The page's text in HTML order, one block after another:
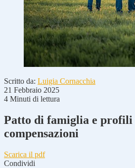
Scritto da: Luigia Cornacchia
21 Febbraio 2025
4 Minuti di lettura
Patto di famiglia e profili
compensazioni
Scarica il pdf
Condividi